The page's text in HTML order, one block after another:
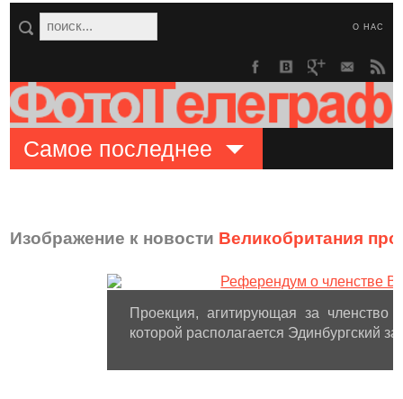
О НАС
Самое последнее
Изображение к новости Великобритания
Проекция, агитирующая за
которой располагается Эдинбургский